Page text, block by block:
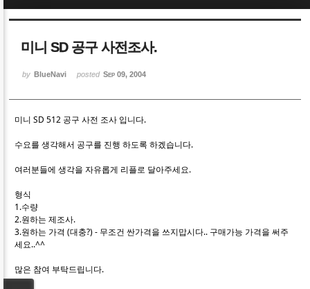
미니 SD 공구 사전조사.
by BlueNavi posted Sep 09, 2004
미니 SD 512 공구 사전 조사 입니다.
수요를 생각해서 공구를 진행 하도록 하겠습니다.
여러분들에 생각을 자유롭게 리플로 달아주세요.
형식
1.수량
2.원하는 제조사.
3.원하는 가격 (대충?) - 무조건 싼가격을 쓰지맙시다.. 구매가능 가격을 써주
세요..^^
많은 참여 부탁드립니다.
Sketchbook5, 스케치북5
Sketchbook5, 스케치북5
Sketchbook5, 스케치북5
Sketchbook5, 스케치북5